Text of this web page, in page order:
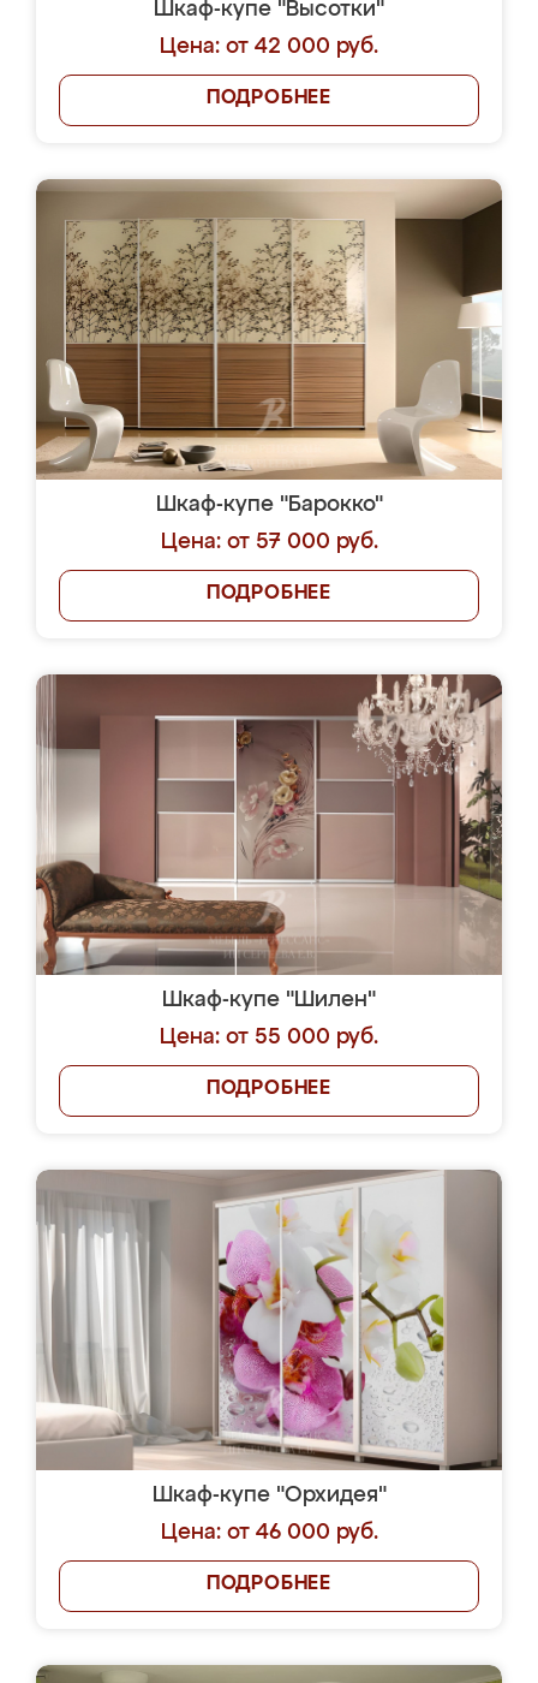
Шкаф-купе "Высотки"
Цена: от 42 000 руб.
ПОДРОБНЕЕ
Шкаф-купе "Барокко"
Цена: от 57 000 руб.
ПОДРОБНЕЕ
Шкаф-купе "Шилен"
Цена: от 55 000 руб.
ПОДРОБНЕЕ
Шкаф-купе "Орхидея"
Цена: от 46 000 руб.
ПОДРОБНЕЕ